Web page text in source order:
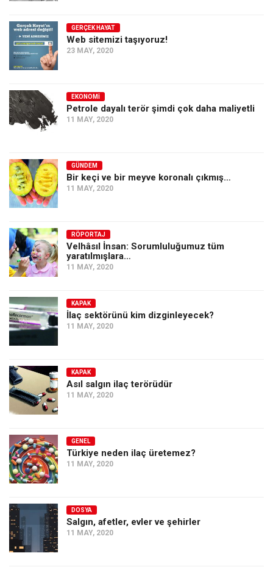
GERÇEK HAYAT
Web sitemizi taşıyoruz!
23 MAY, 2020
EKONOMI
Petrole dayalı terör şimdi çok daha maliyetli
11 MAY, 2020
GÜNDEM
Bir keçi ve bir meyve koronalı çıkmış…
11 MAY, 2020
RÖPORTAJ
Velhâsıl İnsan: Sorumluluğumuz tüm
yaratılmışlara…
11 MAY, 2020
KAPAK
İlaç sektörünü kim dizginleyecek?
11 MAY, 2020
KAPAK
Asıl salgın ilaç terörüdür
11 MAY, 2020
GENEL
Türkiye neden ilaç üretemez?
11 MAY, 2020
DOSYA
Salgın, afetler, evler ve şehirler
11 MAY, 2020